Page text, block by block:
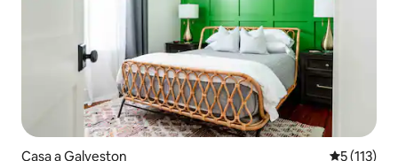
Casa a Galveston 5 de
5 (113)